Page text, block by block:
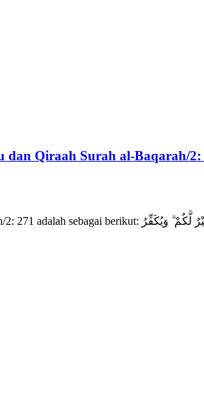
dan Qiraah Surah al-Baqarah/2: